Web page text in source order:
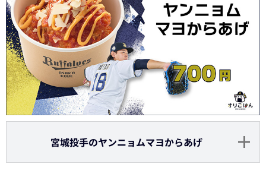
宮城投手のヤンニョムマヨからあげ